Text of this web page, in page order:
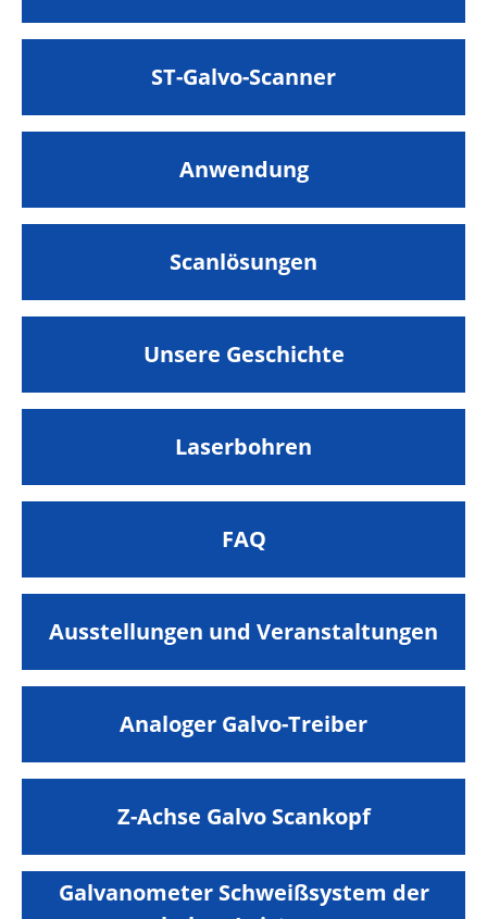
ST-Galvo-Scanner
Anwendung
Scanlösungen
Unsere Geschichte
Laserbohren
FAQ
Ausstellungen und Veranstaltungen
Analoger Galvo-Treiber
Z-Achse Galvo Scankopf
Galvanometer Schweißsystem der